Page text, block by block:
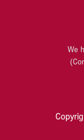
ZEITGEIST
MANSITO
MILLENIUM
MODRÁ
OBCHODNÍ
We